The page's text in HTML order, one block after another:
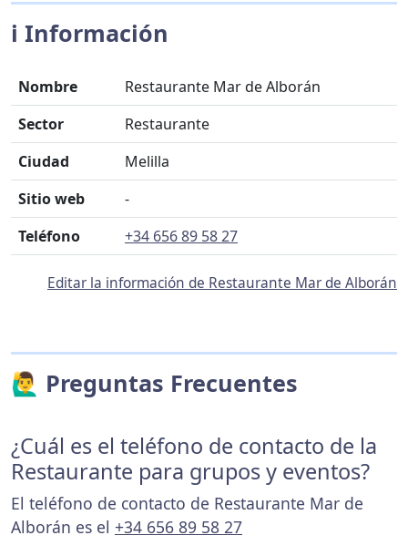
ℹ️ Información
Nombre
Restaurante Mar de Alborán
Sector
Restaurante
Ciudad
Melilla
Sitio web
-
Teléfono
+34 656 89 58 27
Editar la información de Restaurante Mar de Alborán
🙋‍♂️ Preguntas Frecuentes
¿Cuál es el teléfono de contacto de la
Restaurante para grupos y eventos?
El teléfono de contacto de Restaurante Mar de
Alborán es el +34 656 89 58 27